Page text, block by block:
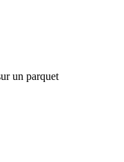
un parquet